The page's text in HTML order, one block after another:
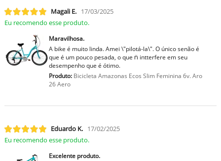
Magali E. 17/03/2025
Eu recomendo esse produto.
Maravilhosa.
A bike é muito linda. Amei \"pilotá-la\". O único senão é
que é um pouco pesada, o que n̈ intterfere em seu
desempenho que é ótimo.
Produto:Bicicleta Amazonas Ecos Slim Feminina 6v. Aro
26 Aero
Eduardo K. 17/02/2025
Eu recomendo esse produto.
Excelente produto.